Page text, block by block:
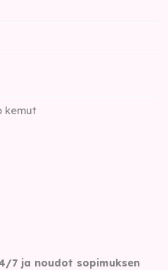
kemut
7 ja noudot sopimuksen